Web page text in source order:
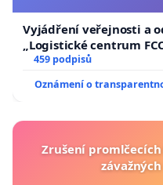
Vyjádření veřejnosti a
„Logistické centrum
459 podpisů
Oznámení o
Zrušení